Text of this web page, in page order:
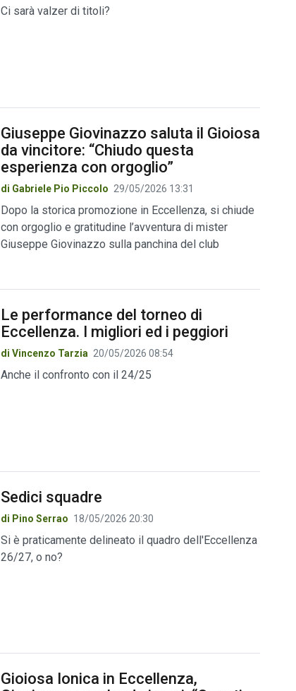
Ci sarà valzer di titoli?
Giuseppe Giovinazzo saluta il Gioiosa
da vincitore: “Chiudo questa
esperienza con orgoglio”
di Gabriele Pio Piccolo 29/05/2026 13:31
Dopo la storica promozione in Eccellenza, si chiude
con orgoglio e gratitudine l’avventura di mister
Giuseppe Giovinazzo sulla panchina del club
Le performance del torneo di
Eccellenza. I migliori ed i peggiori
di Vincenzo Tarzia 20/05/2026 08:54
Anche il confronto con il 24/25
Sedici squadre
di Pino Serrao 18/05/2026 20:30
Si è praticamente delineato il quadro dell'Eccellenza
26/27, o no?
Gioiosa Ionica in Eccellenza,